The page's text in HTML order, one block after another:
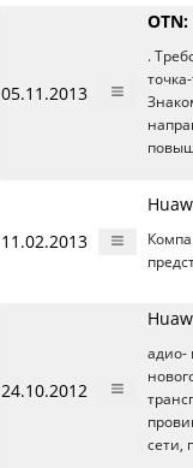
05.11.2013
.
11.02.2013
24.10.2012
адио-
сети,